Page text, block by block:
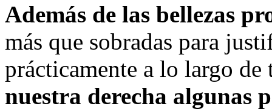
Además de las bellezas
más que sobradas para
prácticamente a lo largo
nuestra derecha algunas